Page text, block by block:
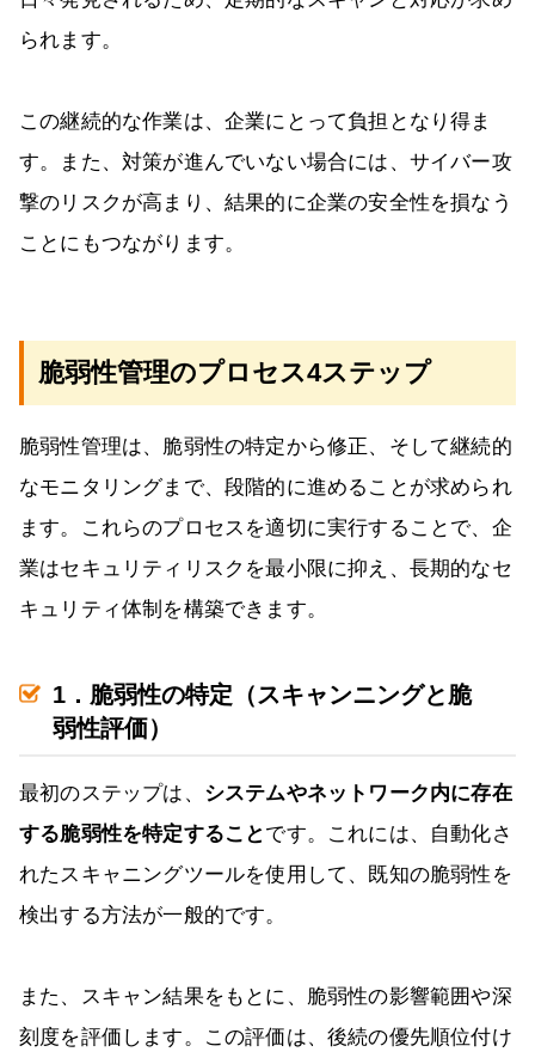
られます。
この継続的な作業は、企業にとって負担となり得ま
す。また、対策が進んでいない場合には、サイバー攻
撃のリスクが高まり、結果的に企業の安全性を損なう
ことにもつながります。
脆弱性管理のプロセス4ステップ
脆弱性管理は、脆弱性の特定から修正、そして継続的
なモニタリングまで、段階的に進めることが求められ
ます。これらのプロセスを適切に実行することで、企
業はセキュリティリスクを最小限に抑え、長期的なセ
キュリティ体制を構築できます。
1．脆弱性の特定（スキャンニングと脆
弱性評価）
最初のステップは、 システムやネットワーク内に存在
する脆弱性を特定することです。これには、自動化さ
れたスキャニングツールを使用して、既知の脆弱性を
検出する方法が一般的です。
また、スキャン結果をもとに、脆弱性の影響範囲や深
刻度を評価します。この評価は、後続の優先順位付け